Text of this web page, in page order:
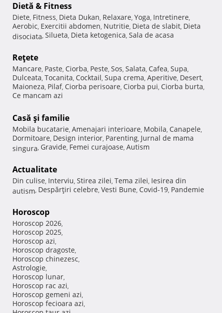
Dietă & Fitness
Diete, Fitness, Dieta Dukan, Relaxare, Yoga, Intretinere,
Aerobic, Exercitii abdomen, Nutritie, Dieta de slabit, Dieta
disociata, Silueta, Dieta ketogenica, Sala de acasa
Reţete
Mancare, Paste, Ciorba, Peste, Sos, Salata, Cafea, Supa,
Dulceata, Tocanita, Cocktail, Supa crema, Aperitive, Desert,
Maioneza, Pilaf, Ciorba perisoare, Ciorba pui, Ciorba burta,
Ce mancam azi
Casă şi familie
Mobila bucatarie, Amenajari interioare, Mobila, Canapele,
Dormitoare, Design interior, Parenting, Jurnal de mama
singura, Gravide, Femei curajoase, Autism
Actualitate
Din culise, Interviu, Stirea zilei, Tema zilei, Iesirea din
autism, Despărţiri celebre, Vesti Bune, Covid-19, Pandemie
Horoscop
Horoscop 2026,
Horoscop 2025,
Horoscop azi,
Horoscop dragoste,
Horoscop chinezesc,
Astrologie,
Horoscop lunar,
Horoscop rac azi,
Horoscop gemeni azi,
Horoscop fecioara azi,